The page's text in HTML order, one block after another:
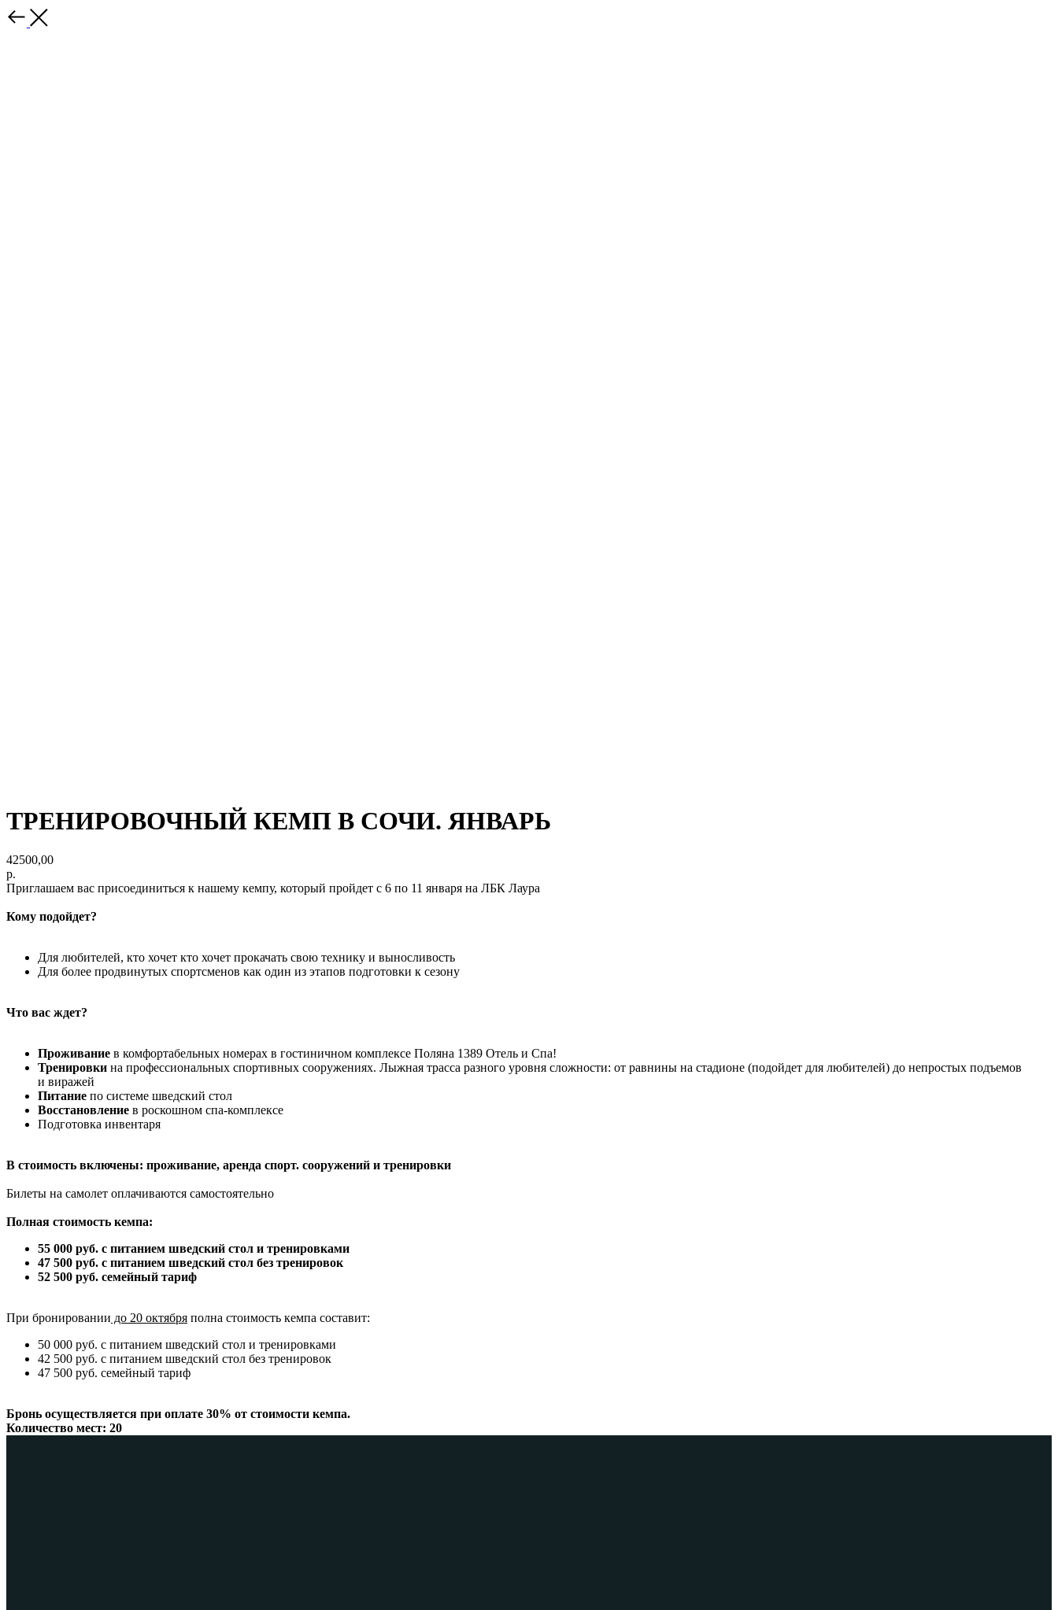
ТРЕНИРОВОЧНЫЙ КЕМП В СОЧИ. ЯНВАРЬ
42500,00
р.
Приглашаем вас присоединиться к нашему кемпу, который пройдет с 6 по 11 января на ЛБК Лаура
Кому подойдет?
Для любителей, кто хочет кто хочет прокачать свою технику и выносливость
Для более продвинутых спортсменов как один из этапов подготовки к сезону
Что вас ждет?
Проживание в комфортабельных номерах в гостиничном комплексе Поляна 1389 Отель и Спа!
Тренировки на профессиональных спортивных сооружениях. Лыжная трасса разного уровня сложности: от равнины на стадионе (подойдет для любителей) до непростых подъемов
и виражей
Питание по системе шведский стол
Восстановление в роскошном спа-комплексе
Подготовка инвентаря
В стоимость включены: проживание, аренда спорт. сооружений и тренировки
Билеты на самолет оплачиваются самостоятельно
Полная стоимость кемпа:
55 000 руб. с питанием шведский стол и тренировками
47 500 руб. с питанием шведский стол без тренировок
52 500 руб. семейный тариф
При бронировании до 20 октября полна стоимость кемпа составит:
50 000 руб. с питанием шведский стол и тренировками
42 500 руб. с питанием шведский стол без тренировок
47 500 руб. семейный тариф
Бронь осуществляется при оплате 30% от стоимости кемпа.
Количество мест: 20